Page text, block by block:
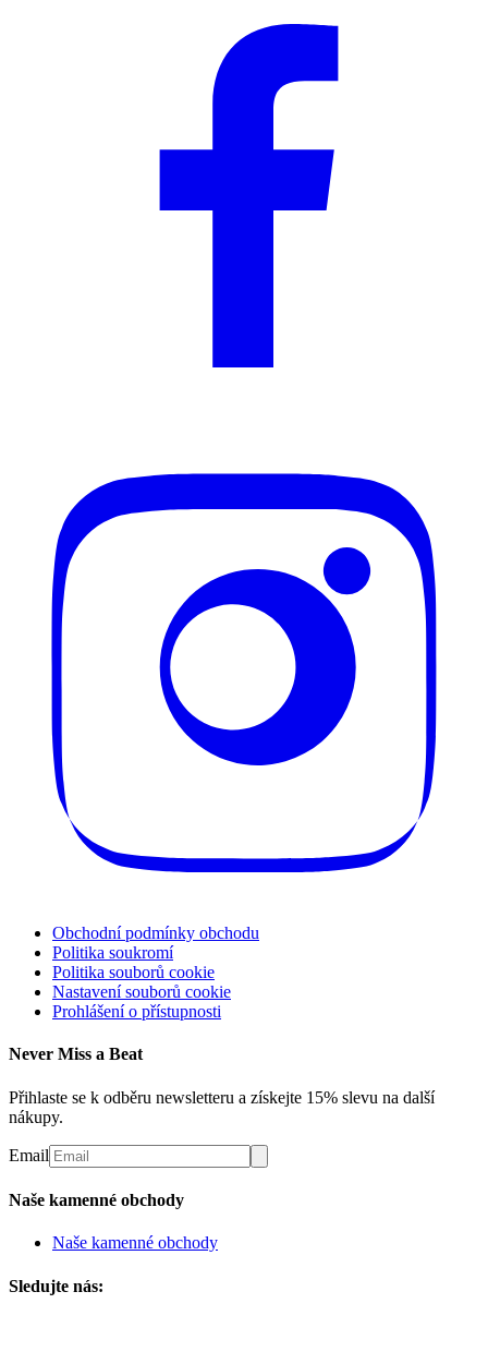
Obchodní podmínky obchodu
Politika soukromí
Politika souborů cookie
Nastavení souborů cookie
Prohlášení o přístupnosti
Never Miss a Beat
Přihlaste se k odběru newsletteru a získejte 15% slevu na další
nákupy.
Email
Naše kamenné obchody
Naše kamenné obchody
Sledujte nás: